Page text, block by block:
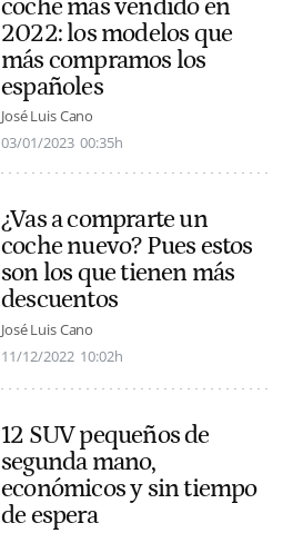
coche más vendido en
2022: los modelos que
más compramos los
españoles
José Luis Cano
03/01/2023 00:35h
¿Vas a comprarte un
coche nuevo? Pues estos
son los que tienen más
descuentos
José Luis Cano
11/12/2022 10:02h
12 SUV pequeños de
segunda mano,
económicos y sin tiempo
de espera